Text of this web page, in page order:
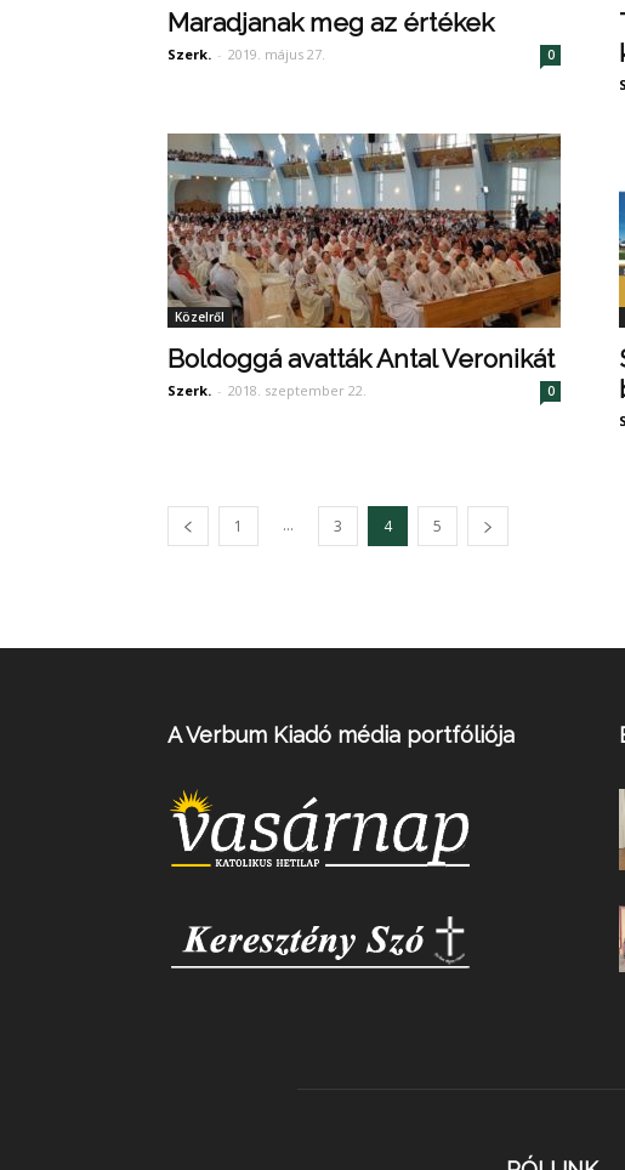
Maradjanak meg az értékek
Szerk. - 2019. május 27. 0
Közelről
Boldoggá avatták Antal Veronikát
Szerk. - 2018. szeptember 22. 0
1 ... 3 4 5
A Verbum Kiadó média portfóliója